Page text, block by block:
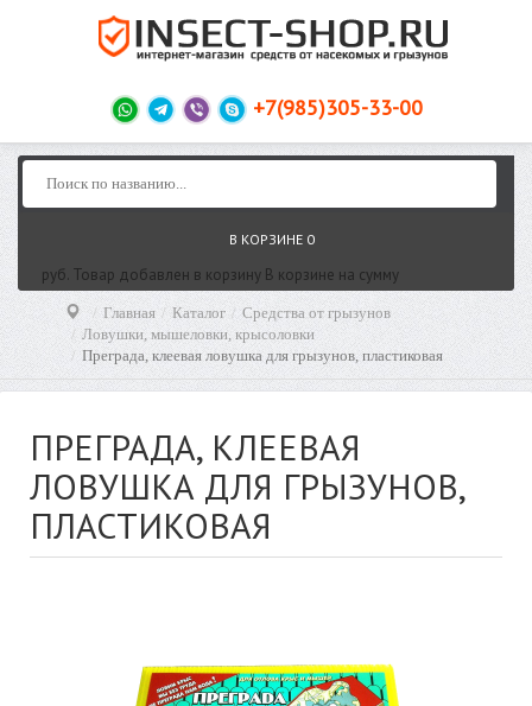
+7(985)305-33-00
В КОРЗИНЕ 0
руб. Товар добавлен в корзину В корзине на сумму
Главная Каталог
Средства от грызунов
Ловушки, мышеловки, крысоловки
Преграда, клеевая ловушка для грызунов, пластиковая
ПРЕГРАДА, КЛЕЕВАЯ
ЛОВУШКА ДЛЯ ГРЫЗУНОВ,
ПЛАСТИКОВАЯ